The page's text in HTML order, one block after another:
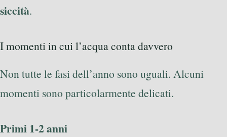
siccità.
I momenti in cui l’acqua conta davvero
Non tutte le fasi dell’anno sono uguali. Alcuni
momenti sono particolarmente delicati.
Primi 1-2 anni